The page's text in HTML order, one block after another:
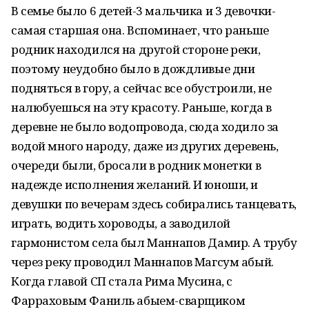
В семье было 6 детей-3 мальчика и 3 девочки-
самая старшая она. Вспоминает, что раньше
родник находился на другой стороне реки,
поэтому неудобно было в дождливые дни
подняться в гору, а сейчас все обустроили, не
налюбуешься на эту красоту. Раньше, когда в
деревне не было водопровода, сюда ходило за
водой много народу, даже из других деревень,
очереди были, бросали в родник монетки в
надежде исполнения желаний. И юноши, и
девушки по вечерам здесь собирались танцевать,
играть, водить хороводы, а заводилой
гармонистом села был Маннапов Дамир. А трубу
через реку проводил Маннапов Магсум абый.
Когда главой СП стала Рима Мусина, с
Фарраховым Фаниль абыем-сварщиком